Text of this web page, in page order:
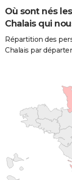
Où sont nés
Chalais qui
Répartition des
Chalais par